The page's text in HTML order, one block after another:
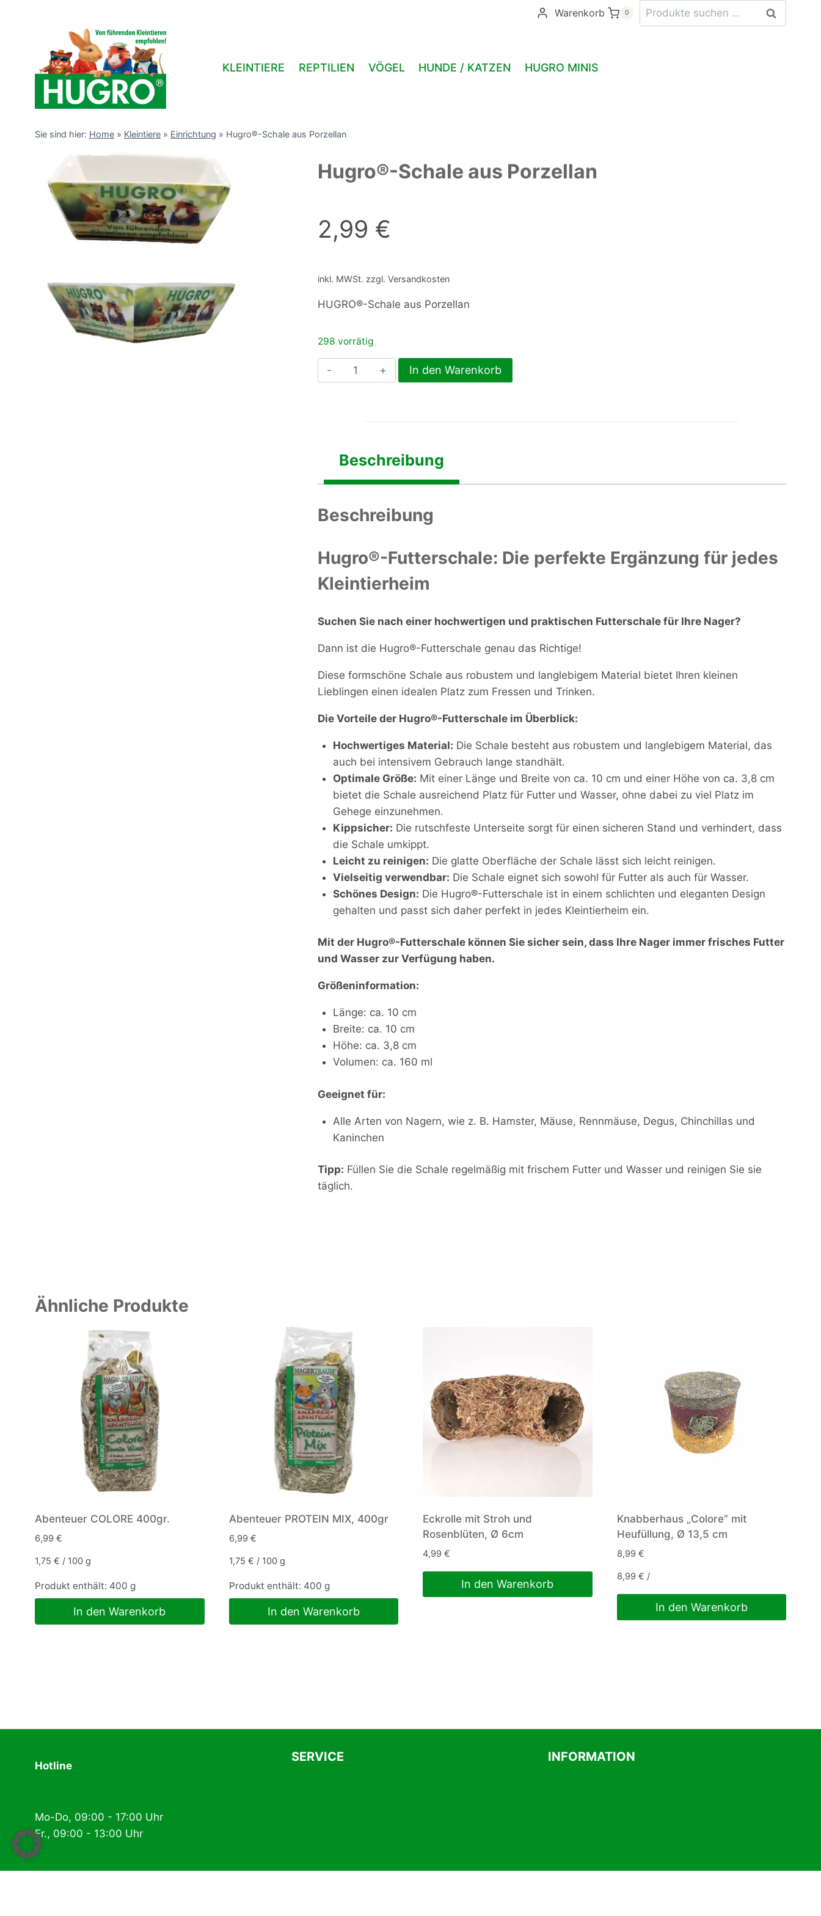
Warenkorb 0
Suchen
nach:
Suchen
KLEINTIERE REPTILIEN VÖGEL HUNDE / KATZEN HUGRO MINIS
Sie sind hier: Home » Kleintiere » Einrichtung » Hugro®-Schale aus Porzellan
Hugro®-Schale aus Porzellan
2,99 €
inkl. MWSt. zzgl. Versandkosten
HUGRO®-Schale aus Porzellan
298 vorrätig
Hugro®-
Schale
In den Warenkorb
Beschreibung
Beschreibung
Hugro®-Futterschale: Die perfekte Ergänzung für jedes
Kleintierheim
Suchen Sie nach einer hochwertigen und praktischen Futterschale für Ihre Nager?
Dann ist die Hugro®-Futterschale genau das Richtige!
Diese formschöne Schale aus robustem und langlebigem Material bietet Ihren kleinen
Lieblingen einen idealen Platz zum Fressen und Trinken.
Die Vorteile der Hugro®-Futterschale im Überblick:
Hochwertiges Material: Die Schale besteht aus robustem und langlebigem Material, das
auch bei intensivem Gebrauch lange standhält.
Optimale Größe: Mit einer Länge und Breite von ca. 10 cm und einer Höhe von ca. 3,8 cm
bietet die Schale ausreichend Platz für Futter und Wasser, ohne dabei zu viel Platz im
Gehege einzunehmen.
Kippsicher: Die rutschfeste Unterseite sorgt für einen sicheren Stand und verhindert, dass
die Schale umkippt.
Leicht zu reinigen: Die glatte Oberfläche der Schale lässt sich leicht reinigen.
Vielseitig verwendbar: Die Schale eignet sich sowohl für Futter als auch für Wasser.
Schönes Design: Die Hugro®-Futterschale ist in einem schlichten und eleganten Design
gehalten und passt sich daher perfekt in jedes Kleintierheim ein.
Mit der Hugro®-Futterschale können Sie sicher sein, dass Ihre Nager immer frisches Futter
und Wasser zur Verfügung haben.
Größeninformation:
Länge: ca. 10 cm
Breite: ca. 10 cm
Höhe: ca. 3,8 cm
Volumen: ca. 160 ml
Geeignet für:
Alle Arten von Nagern, wie z. B. Hamster, Mäuse, Rennmäuse, Degus, Chinchillas und
Kaninchen
Tipp: Füllen Sie die Schale regelmäßig mit frischem Futter und Wasser und reinigen Sie sie
täglich.
Ähnliche Produkte
Abenteuer COLORE 400gr.
6,99 €
1,75 € / 100 g
Produkt enthält: 400 g
In den Warenkorb
Abenteuer PROTEIN MIX, 400gr
6,99 €
1,75 € / 100 g
Produkt enthält: 400 g
In den Warenkorb
Eckrolle mit Stroh und
Rosenblüten, Ø 6cm
4,99 €
In den Warenkorb
Knabberhaus „Colore“ mit
Heufüllung, Ø 13,5 cm
8,99 €
8,99 € /
In den Warenkorb
Hotline
Mo-Do, 09:00 - 17:00 Uhr
Fr., 09:00 - 13:00 Uhr
SERVICE INFORMATION
aus
Porzellan